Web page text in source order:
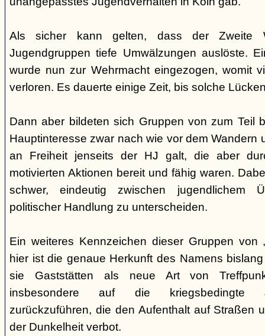
Als sicher kann gelten, dass der Zweite
Jugendgruppen tiefe Umwälzungen auslöste.
wurde nun zur Wehrmacht eingezogen, womit
verloren. Es dauerte einige Zeit, bis solche
Dann aber bildeten sich Gruppen von zum Teil
Hauptinteresse zwar nach wie vor dem Wandern
an Freiheit jenseits der HJ galt, die aber
motivierten Aktionen bereit und fähig waren.
schwer, eindeutig zwischen jugendlichem
politischer Handlung zu unterscheiden.
Ein weiteres Kennzeichen dieser Gruppen von
hier ist die genaue Herkunft des Namens
sie Gaststätten als neue Art von
insbesondere auf die kriegsbedingte
zurückzuführen, die den Aufenthalt auf Straßen
der Dunkelheit verbot.